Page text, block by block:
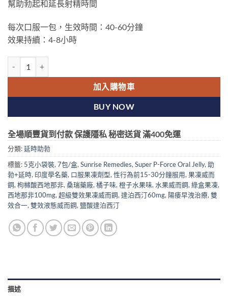
幫助勃起和延長射精時間
每次口服一包，生效時間：40-60分鐘
效果持續：4-8小時
加入購物車
BUY NOW
全場順豐貨到付款 保護隱私 秘密送貨 滿400免運
分類:延時助勃
標籤: 5克小袋裝, 7包/盒, Sunrise Remedies, Super P-Force Oral Jelly, 助
勃+延時, 印度學名藥, 口服果凍劑型, 性行為前15-30分鐘服用, 果凍威而
鋼, 枸櫞酸西地那非, 桑瑞藥廠, 橘子味, 橙子水果味, 水果威而鋼, 綠盒果凍,
西地那非100mg, 超級雙效果凍威而鋼, 達泊西汀60mg, 陽痿早洩治療, 雙
效合一, 雙效液態威而鋼, 鹽酸達泊西汀
描述